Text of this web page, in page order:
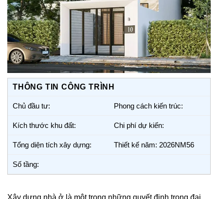
THÔNG TIN CÔNG TRÌNH
Chủ đầu tư: Phong cách kiến trúc:
Kích thước khu đất: Chi phí dự kiến:
Tổng diện tích xây dựng: Thiết kế năm: 2026NM56
Số tầng: